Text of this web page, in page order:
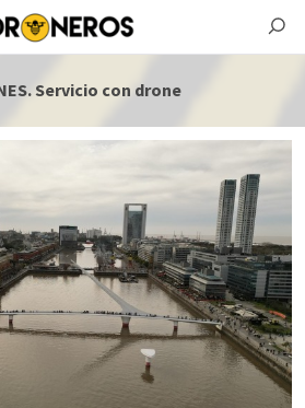
Servicio con drone